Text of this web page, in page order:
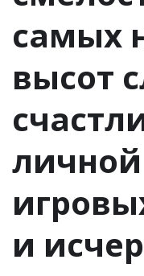
самых
высот
и